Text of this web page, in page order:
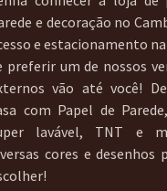
e decoração no
e estacionamento
preferir um de nossos
vão até você!
com Papel de
lavável, TNT e
cores e desenhos